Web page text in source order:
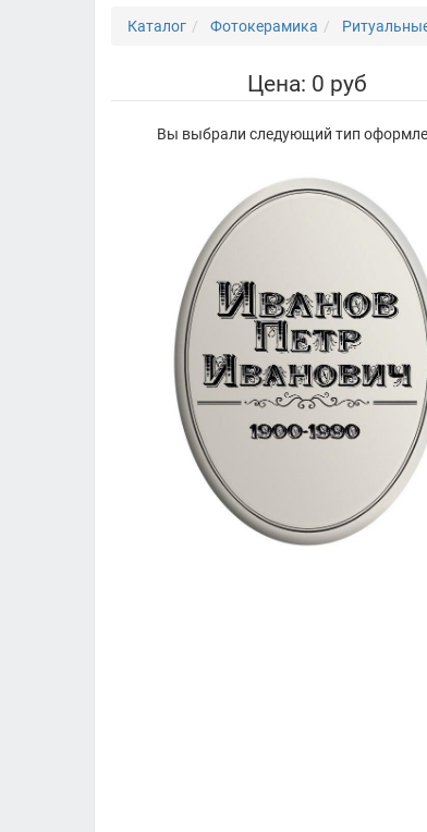
Каталог Фотокерамика
Цена: 0 руб
Вы выбрали следующий тип